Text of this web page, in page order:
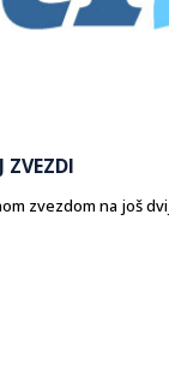
ZVEZDI
zvezdom na još